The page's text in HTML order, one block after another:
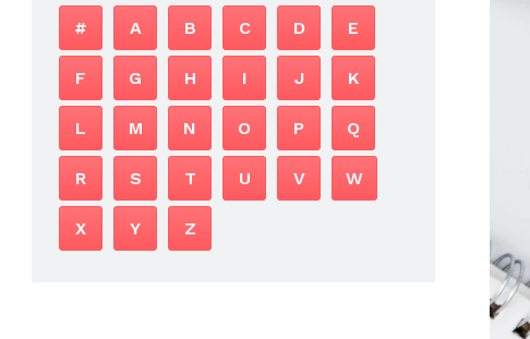
# A B C D E
F G H I J K
L M N O P Q
R S T U V W
X Y Z